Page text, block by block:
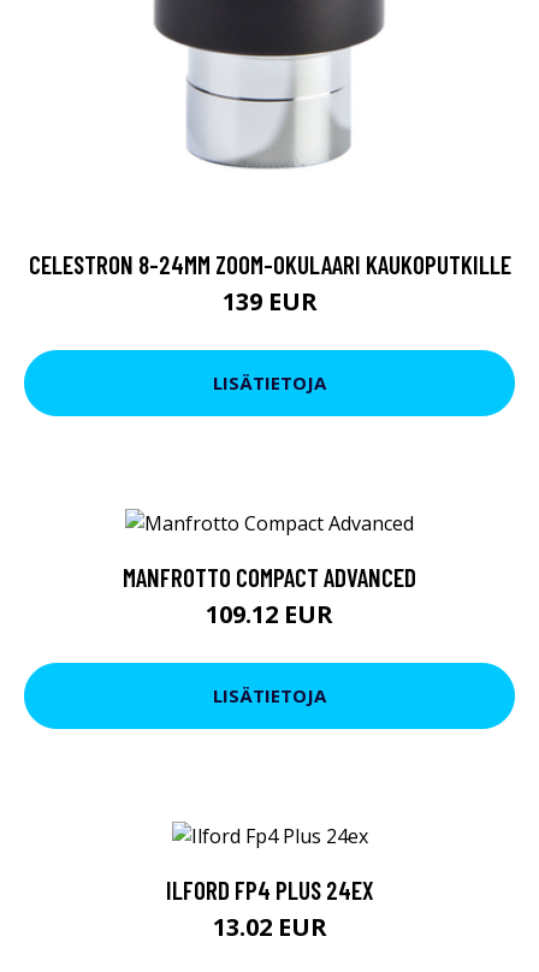
CELESTRON 8-24MM ZOOM-OKULAARI KAUKOPUTKILLE
139 EUR
LISÄTIETOJA
MANFROTTO COMPACT ADVANCED
109.12 EUR
LISÄTIETOJA
ILFORD FP4 PLUS 24EX
13.02 EUR